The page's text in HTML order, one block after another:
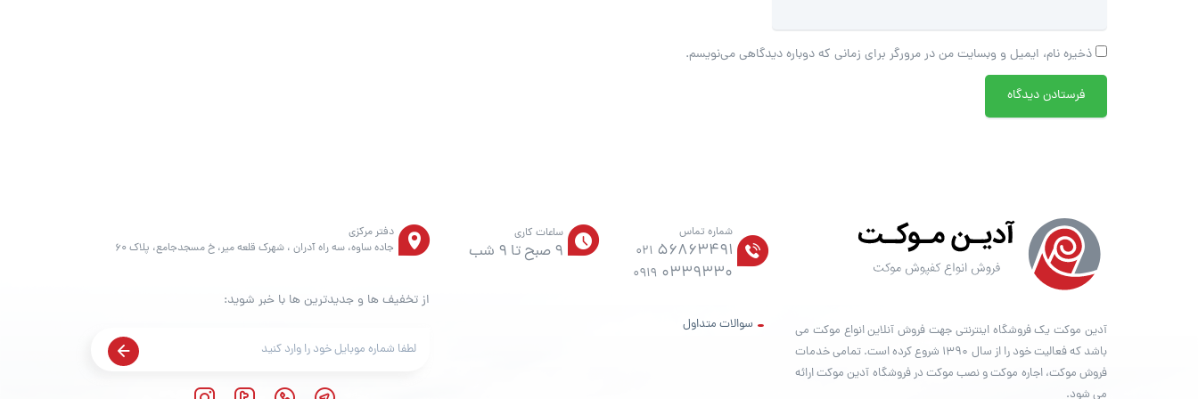
ذخیره نام، ایمیل و وبسایت من در مرورگر برای زمانی که دوباره دیدگاهی می‌نویسم.
آدین موکت یک فروشگاه اینترنتی جهت فروش آنلاین انواع موکت می
باشد که فعالیت خود را از سال ۱۳۹۰ شروع کرده است. تمامی خدمات
فروش موکت، اجاره موکت و نصب موکت در فروشگاه آدین موکت ارائه
می شود.
شماره تماس
021 56863491
0919 0339330
سوالات متداول
ساعات کاری
9 صبح تا 9 شب
دفتر مرکزی
جاده ساوه، سه راه آدران ، شهرک قلعه میر، خ مسجدجامع، پلاک 60
از تخفیف ها و جدیدترین ها با خبر شوید: